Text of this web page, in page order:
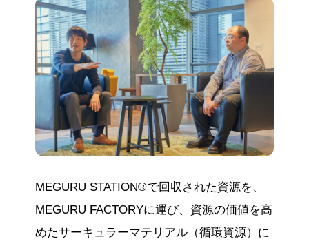
MEGURU STATION®で回収された資源を、
MEGURU FACTORYに運び、資源の価値を高
めたサーキュラーマテリアル（循環資源）に